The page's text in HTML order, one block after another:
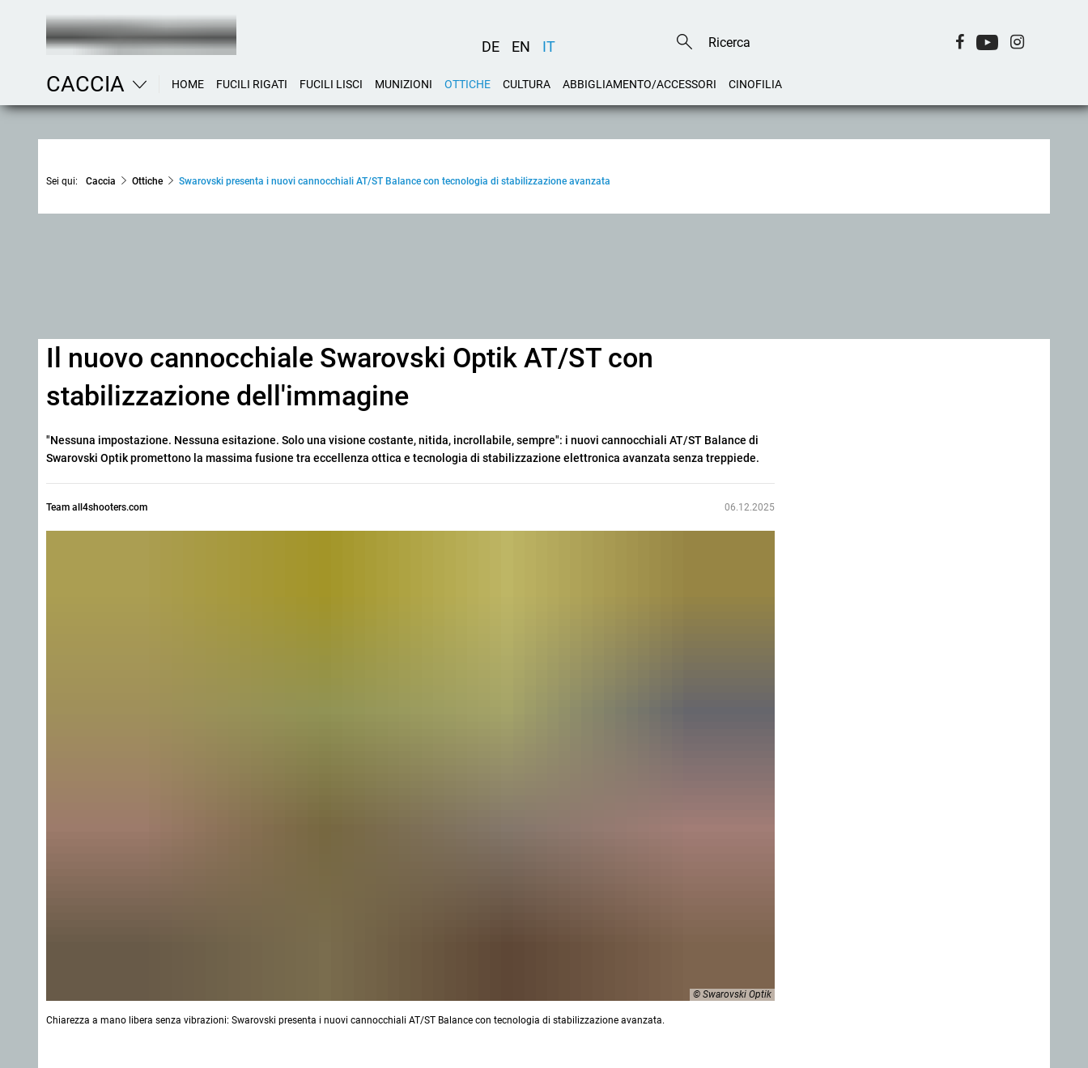
DE EN IT
CACCIA HOME FUCILI RIGATI FUCILI LISCI MUNIZIONI OTTICHE CULTURA ABBIGLIAMENTO/ACCESSORI CINOFILIA
Sei qui: Caccia Ottiche Swarovski presenta i nuovi cannocchiali AT/ST Balance con tecnologia di stabilizzazione avanzata
Il nuovo cannocchiale Swarovski Optik AT/ST con
stabilizzazione dell'immagine
"Nessuna impostazione. Nessuna esitazione. Solo una visione costante, nitida, incrollabile, sempre": i nuovi cannocchiali AT/ST Balance di
Swarovski Optik promettono la massima fusione tra eccellenza ottica e tecnologia di stabilizzazione elettronica avanzata senza treppiede.
Team all4shooters.com 06.12.2025
© Swarovski Optik
Chiarezza a mano libera senza vibrazioni: Swarovski presenta i nuovi cannocchiali AT/ST Balance con tecnologia di stabilizzazione avanzata.